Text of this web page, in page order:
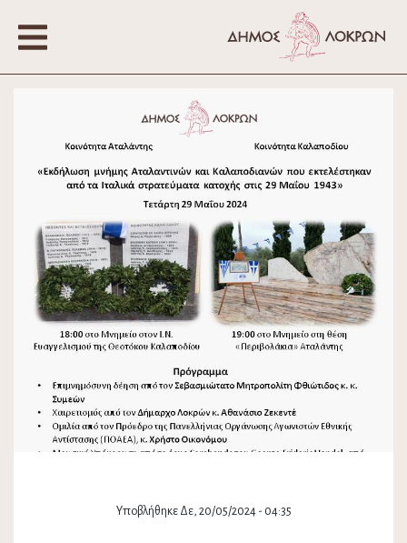
Υποβλήθηκε Δε, 20/05/2024 - 04:35